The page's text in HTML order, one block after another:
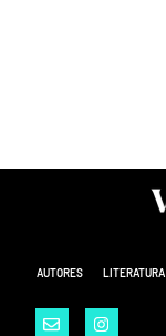
AUTORES LITERATURA